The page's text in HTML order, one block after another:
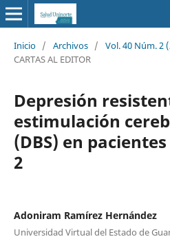
Inicio / Archivos / Vol. 40 Núm. 2
CARTAS AL EDITOR
Depresión
estimulación
(DBS) en pacientes
2
Adoniram Ramírez Hernández
Universidad Virtual del Estado de